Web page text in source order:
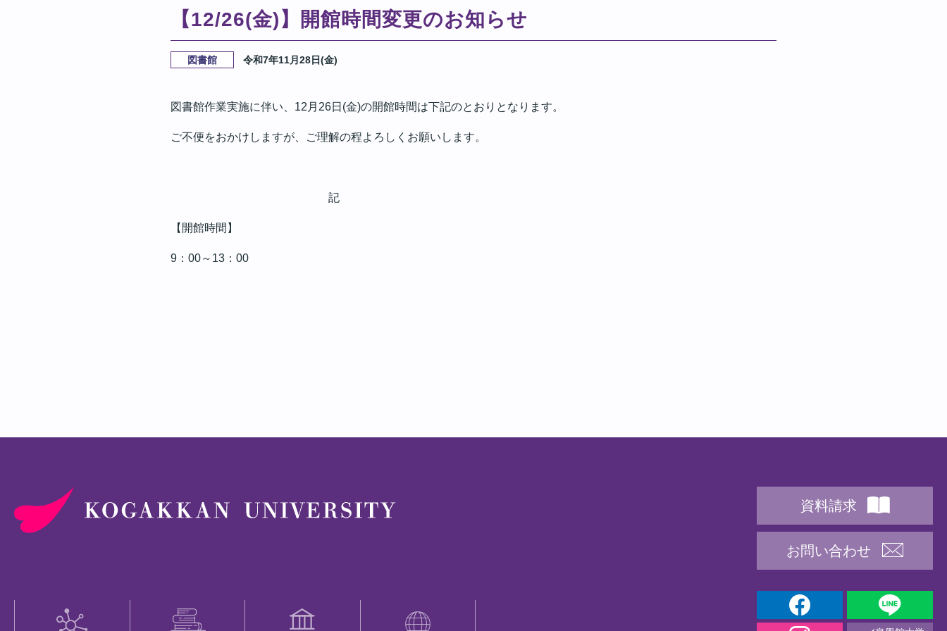
【12/26(金)】開館時間変更のお知らせ
図書館 令和7年11月28日(金)
図書館作業実施に伴い、12月26日(金)の開館時間は下記のとおりとなります。
ご不便をおかけしますが、ご理解の程よろしくお願いします。
記
【開館時間】
9：00～13：00
資料請求
お問い合わせ